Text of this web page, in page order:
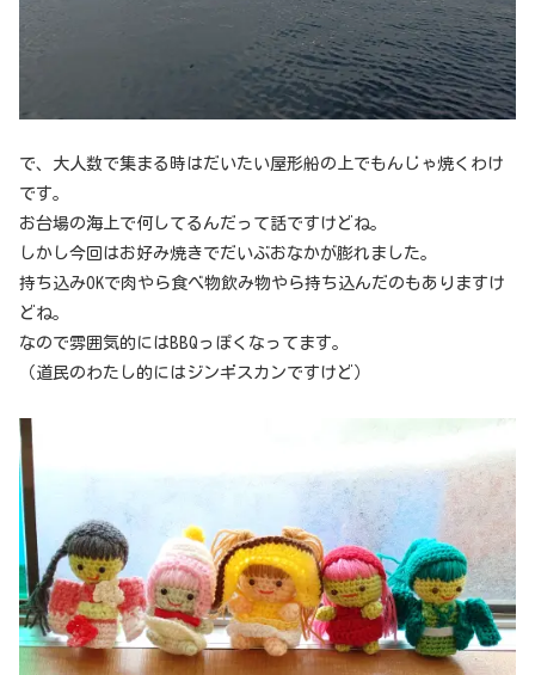
で、大人数で集まる時はだいたい屋形船の上でもんじゃ焼くわけ
です。
お台場の海上で何してるんだって話ですけどね。
しかし今回はお好み焼きでだいぶおなかが膨れました。
持ち込みOKで肉やら食べ物飲み物やら持ち込んだのもありますけ
どね。
なので雰囲気的にはBBQっぽくなってます。
（道民のわたし的にはジンギスカンですけど）